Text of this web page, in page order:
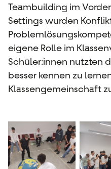
Teambuilding im
Settings wurden
eigene Rolle im
Schüler:innen nutzten
besser kennen zu
Klassengemeinschaft